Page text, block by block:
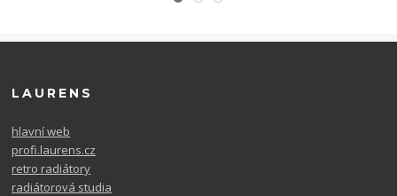
LAURENS
hlavní web
profi.laurens.cz
retro radiátory
radiátorová studia